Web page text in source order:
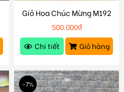
Giỏ Hoa Chúc Mừng M192
500.000₫
Chi tiết
Giỏ hàng
-7%